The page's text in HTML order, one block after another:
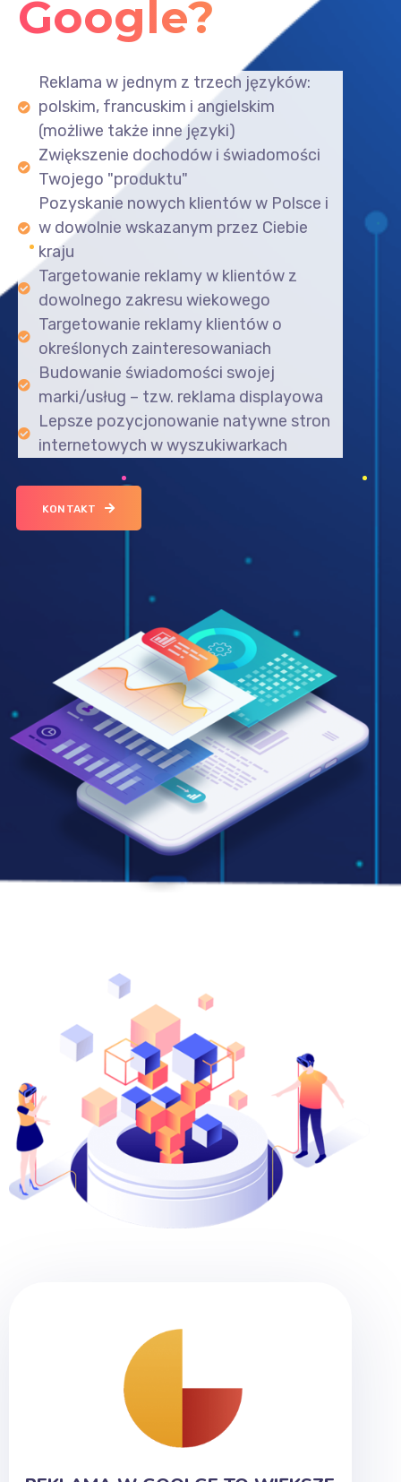
Google?
Reklama w jednym z trzech języków:
polskim, francuskim i angielskim
(możliwe także inne języki)
Zwiększenie dochodów i świadomości
Twojego "produktu"
Pozyskanie nowych klientów w Polsce i
w dowolnie wskazanym przez Ciebie
kraju
Targetowanie reklamy w klientów z
dowolnego zakresu wiekowego
Targetowanie reklamy klientów o
określonych zainteresowaniach
Budowanie świadomości swojej
marki/usług – tzw. reklama displayowa
Lepsze pozycjonowanie natywne stron
internetowych w wyszukiwarkach
KONTAKT